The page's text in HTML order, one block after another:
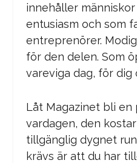
innehåller
entusiasm och som
entreprenörer.
för den delen. Som
vareviga dag, för dig
Låt Magazinet bli
vardagen, den
tillgänglig dygnet
krävs är att du har